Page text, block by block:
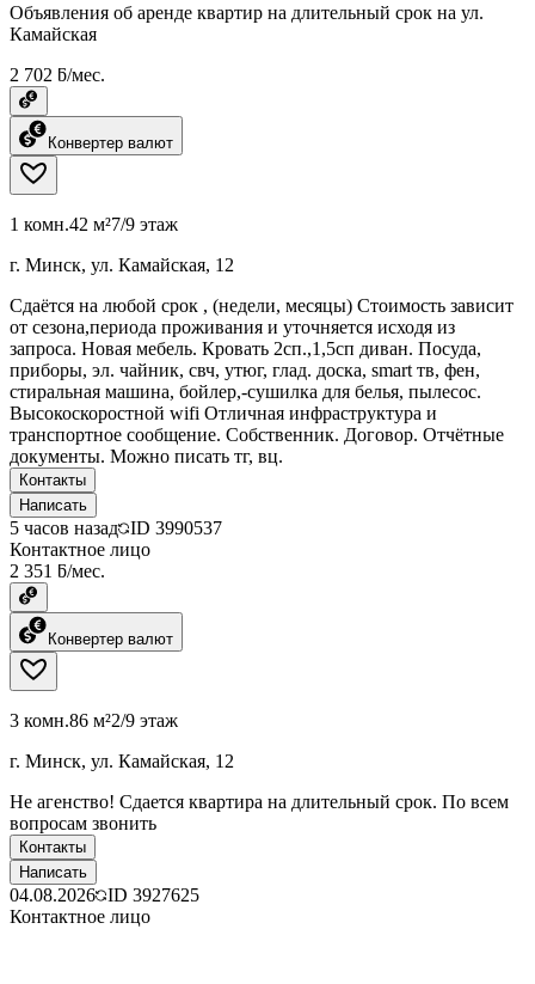
Объявления об аренде квартир на длительный срок на ул.
Камайская
2 702 ƃ/мес.
Конвертер валют
1 комн.42 м²7/9 этаж
г. Минск, ул. Камайская, 12
Сдаётся на любой срок , (недели, месяцы) Стоимость зависит
от сезона,периода проживания и уточняется исходя из
запроса. Новая мебель. Кровать 2сп.,1,5сп диван. Посуда,
приборы, эл. чайник, свч, утюг, глад. доска, smart тв, фен,
стиральная машина, бойлер,-сушилка для белья, пылесос.
Высокоскоростной wifi Отличная инфраструктура и
транспортное сообщение. Собственник. Договор. Отчётные
документы. Можно писать тг, вц.
Контакты
Написать
5 часов назад ID 3990537
Контактное лицо
2 351 ƃ/мес.
Конвертер валют
3 комн.86 м²2/9 этаж
г. Минск, ул. Камайская, 12
Не агенство! Сдается квартира на длительный срок. По всем
вопросам звонить
Контакты
Написать
04.08.2026 ID 3927625
Контактное лицо